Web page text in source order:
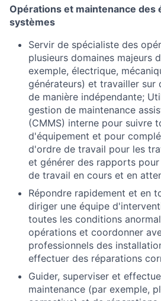
Opérations et maintenance des
systèmes
Servir de spécialiste des
plusieurs domaines majeurs
exemple, électrique,
générateurs) et travailler sur
de manière indépendante;
gestion de maintenance
(CMMS) interne pour suivre
d'équipement et pour
d'ordre de travail pour les
et générer des rapports
de travail en cours et en
Répondre rapidement et en
diriger une équipe
toutes les conditions
opérations et coordonner
professionnels des
effectuer des réparations
Guider, superviser et
maintenance (par exemple,